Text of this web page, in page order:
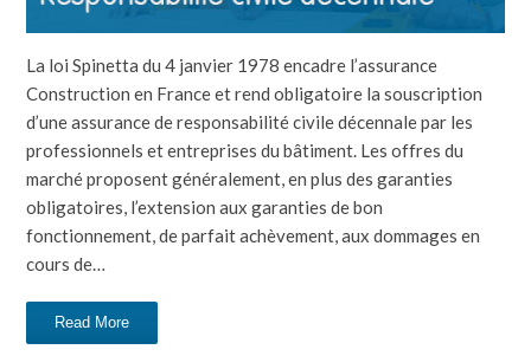
La loi Spinetta du 4 janvier 1978 encadre l’assurance
Construction en France et rend obligatoire la souscription
d’une assurance de responsabilité civile décennale par les
professionnels et entreprises du bâtiment. Les offres du
marché proposent généralement, en plus des garanties
obligatoires, l’extension aux garanties de bon
fonctionnement, de parfait achèvement, aux dommages en
cours de…
Read More